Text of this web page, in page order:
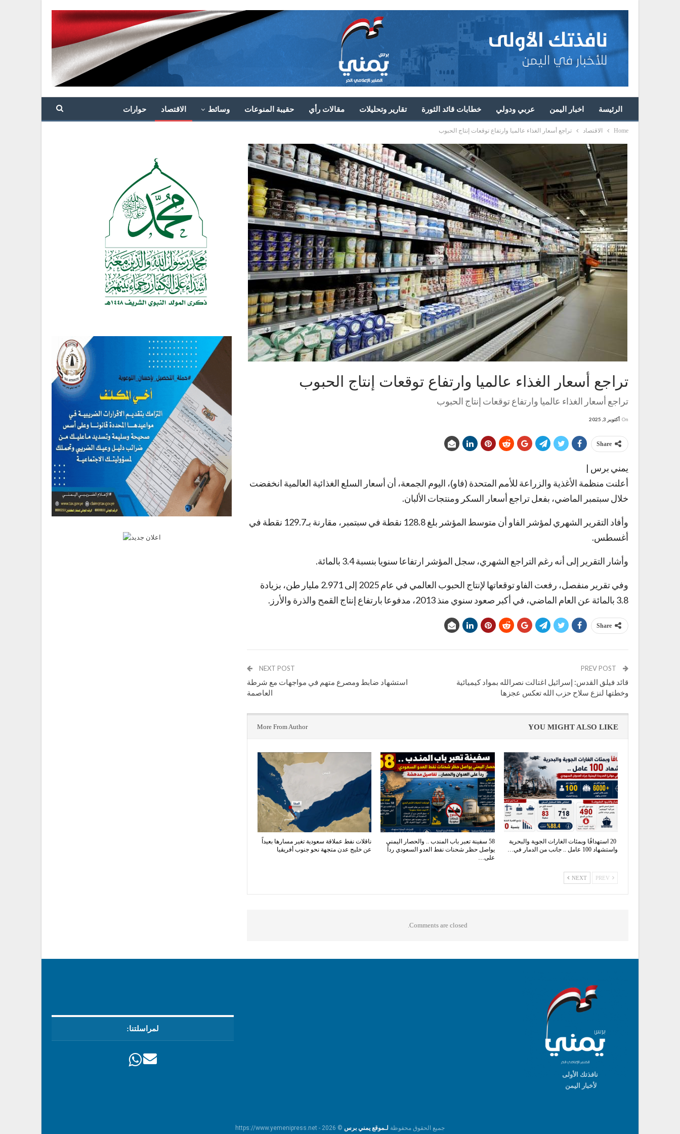
الرئيسة اخبار اليمن عربي ودولي خطابات قائد الثورة تقارير وتحليلات مقالات رأي حقيبة المنوعات وسائط الاقتصاد حوارات
Home الاقتصاد تراجع أسعار الغذاء عالميا وارتفاع توقعات إنتاج الحبوب
تراجع أسعار الغذاء عالميا وارتفاع توقعات إنتاج الحبوب
تراجع أسعار الغذاء عالميا وارتفاع توقعات إنتاج الحبوب
On أكتوبر 3, 2025
Share
يمني برس |
أعلنت منظمة الأغذية والزراعة للأمم المتحدة (فاو)، اليوم الجمعة، أن أسعار السلع الغذائية العالمية انخفضت
خلال سبتمبر الماضي، بفعل تراجع أسعار السكر ومنتجات الألبان.
وأفاد التقرير الشهري لمؤشر الفاو أن متوسط المؤشر بلغ 128.8 نقطة في سبتمبر، مقارنة بـ129.7 نقطة في
أغسطس.
وأشار التقرير إلى أنه رغم التراجع الشهري، سجل المؤشر ارتفاعا سنويا بنسبة 3.4 بالمائة.
وفي تقرير منفصل، رفعت الفاو توقعاتها لإنتاج الحبوب العالمي في عام 2025 إلى 2.971 مليار طن، بزيادة
3.8 بالمائة عن العام الماضي، في أكبر صعود سنوي منذ 2013، مدفوعا بارتفاع إنتاج القمح والذرة والأرز.
Share
قائد فيلق القدس: إسرائيل اغتالت نصرالله بمواد كيميائية
وخطتها لنزع سلاح حزب الله تعكس عجزها
NEXT POST
استشهاد ضابط ومصرع متهم في مواجهات مع شرطة
العاصمة
YOU MIGHT ALSO LIKE
More From Author
20 استهدافًا وبمئات الغارات الجوية والبحرية
واستشهاد 100 عامل .. جانب من الدمار في…
58 سفينة تعبر باب المندب .. والحصار اليمني
يواصل حظر شحنات نفط العدو السعودي رداً
على…
ناقلات نفط عملاقة سعودية تغير مسارها بعيداً
عن خليج عدن متجهة نحو جنوب أفريقيا
NEXT
Comments are closed.
نافذتك الأولى
لأخبار اليمن
لمراسلتنا:
جميع الحقوق محفوظة لـموقع يمني برس © https://www.yemenipress.net - 2026